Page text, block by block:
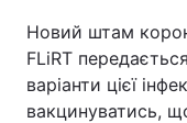
Новий штам
FLiRT
варіанти цієї
вакцинуватись,